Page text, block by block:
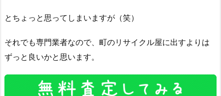
とちょっと思ってしまいますが（笑）
それでも専門業者なので、町のリサイクル屋に出すよりは
ずっと良いかと思います。